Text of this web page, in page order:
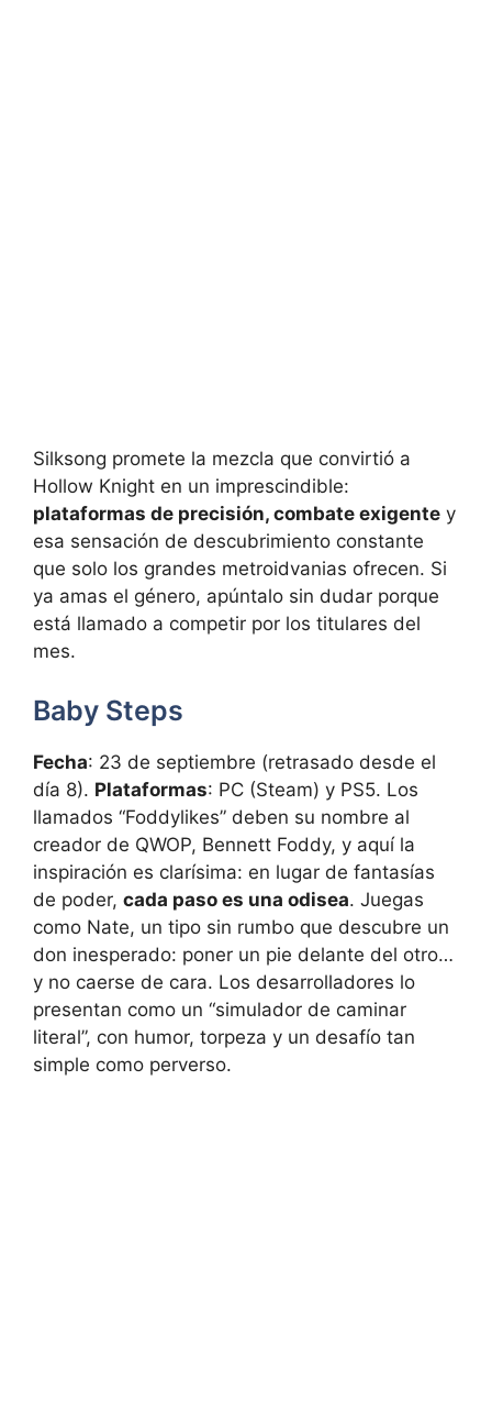
Silksong promete la mezcla que convirtió a
Hollow Knight en un imprescindible:
plataformas de precisión, combate exigente y
esa sensación de descubrimiento constante
que solo los grandes metroidvanias ofrecen. Si
ya amas el género, apúntalo sin dudar porque
está llamado a competir por los titulares del
mes.
Baby Steps
Fecha: 23 de septiembre (retrasado desde el
día 8). Plataformas: PC (Steam) y PS5. Los
llamados “Foddylikes” deben su nombre al
creador de QWOP, Bennett Foddy, y aquí la
inspiración es clarísima: en lugar de fantasías
de poder, cada paso es una odisea. Juegas
como Nate, un tipo sin rumbo que descubre un
don inesperado: poner un pie delante del otro…
y no caerse de cara. Los desarrolladores lo
presentan como un “simulador de caminar
literal”, con humor, torpeza y un desafío tan
simple como perverso.